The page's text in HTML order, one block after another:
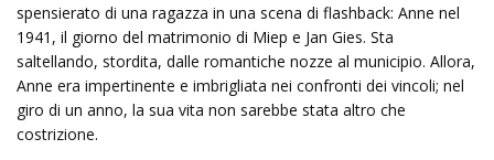
spensierato di una ragazza in una scena di flashback: Anne nel
1941, il giorno del matrimonio di Miep e Jan Gies. Sta
saltellando, stordita, dalle romantiche nozze al municipio. Allora,
Anne era impertinente e imbrigliata nei confronti dei vincoli; nel
giro di un anno, la sua vita non sarebbe stata altro che
costrizione.